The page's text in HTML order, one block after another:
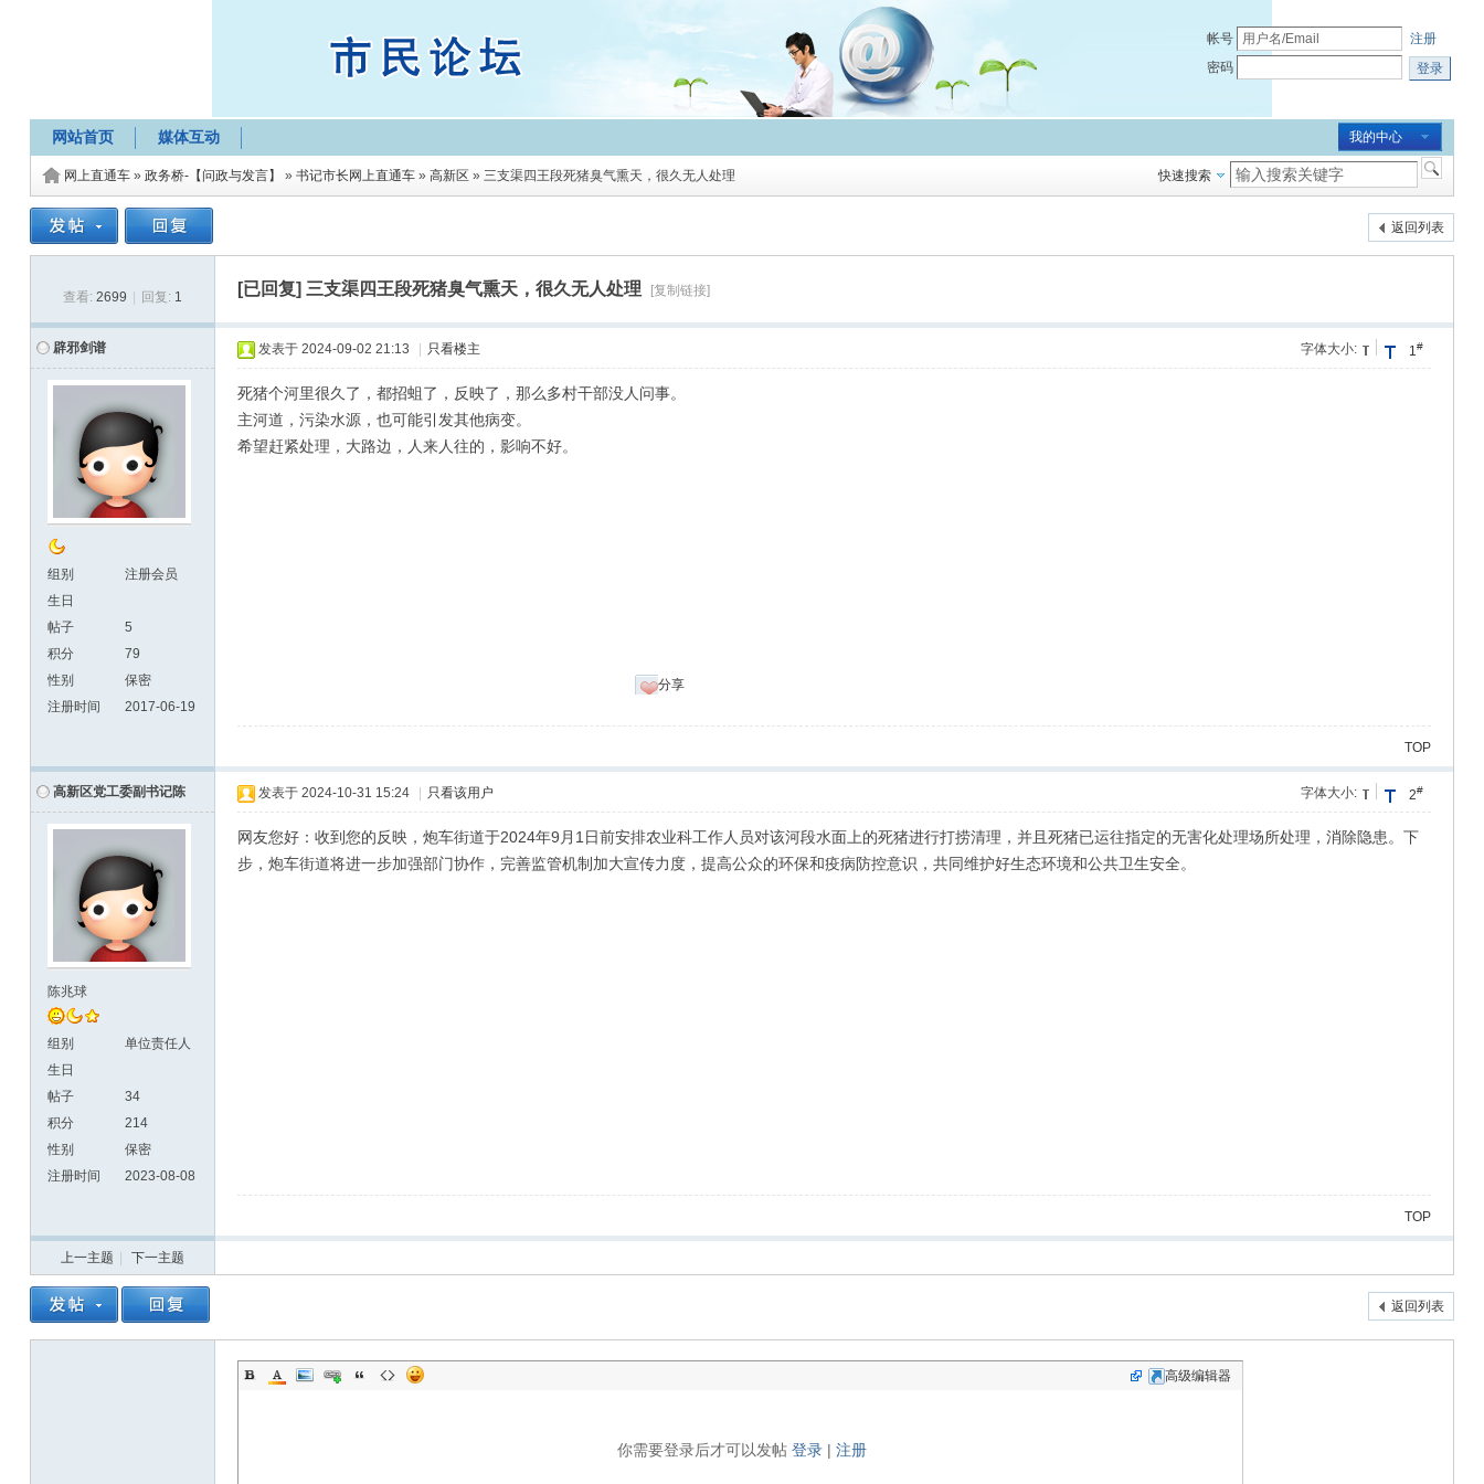
帐号
注册
密码
登录
我的中心
网站首页 媒体互动
快速搜索
网上直通车» 政务桥-【问政与发言】 » 书记市长网上直通车» 高新区 » 三支渠四王段死猪臭气熏天，很久无人处理
返回列表
查看: 2699 回复: 1 [已回复] 三支渠四王段死猪臭气熏天，很久无人处理 [复制链接]
辟邪剑谱
组别
注册会员
生日
帖子
5
积分
79
性别
保密
注册时间
2017-06-19
1#
字体大小:
发表于 2024-09-02 21:13 只看楼主
死猪个河里很久了，都招蛆了，反映了，那么多村干部没人问事。
主河道，污染水源，也可能引发其他病变。
希望赶紧处理，大路边，人来人往的，影响不好。
分享
TOP
高新区党工委副书记陈
陈兆球
组别
单位责任人
生日
帖子
34
积分
214
性别
保密
注册时间
2023-08-08
2#
字体大小:
发表于 2024-10-31 15:24 只看该用户
网友您好：收到您的反映，炮车街道于2024年9月1日前安排农业科工作人员对该河段水面上的死猪进行打捞清理，并且死猪已运往指定的无害化处理场所处理，消除隐患。下
步，炮车街道将进一步加强部门协作，完善监管机制加大宣传力度，提高公众的环保和疫病防控意识，共同维护好生态环境和公共卫生安全。
TOP
上一主题 下一主题
返回列表
高级编辑器
你需要登录后才可以发帖登录 |注册